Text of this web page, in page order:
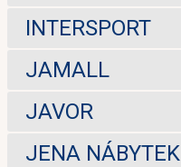
INTERSPORT
JAMALL
JAVOR
JENA NÁBYTEK